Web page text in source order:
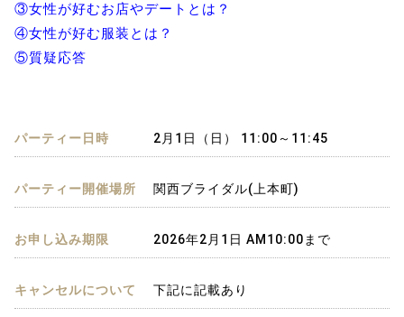
③女性が好むお店やデートとは？
④女性が好む服装とは？
⑤質疑応答
パーティー日時 2月1日（日） 11:00～11:45
パーティー開催場所 関西ブライダル(上本町)
お申し込み期限 2026年2月1日 AM10:00まで
キャンセルについて 下記に記載あり